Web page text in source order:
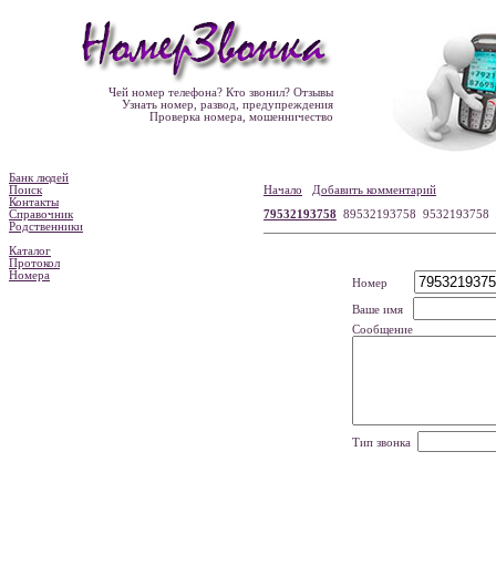
Чей номер телефона? Кто звонил? Отзывы
Узнать номер, развод, предупреждения
Проверка номера, мошенничество
Банк людей
Поиск
Контакты
Справочник
Родственники
Каталог
Протокол
Номера
Начало
Добавить комментарий
79532193758 89532193758 9532193758
Номер
Ваше имя
Сообщение
Тип звонка